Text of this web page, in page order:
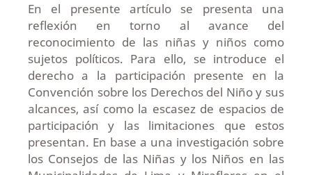
En el presente artículo se presenta una
reflexión en torno al avance del
reconocimiento de las niñas y niños como
sujetos políticos. Para ello, se introduce el
derecho a la participación presente en la
Convención sobre los Derechos del Niño y sus
alcances, así como la escasez de espacios de
participación y las limitaciones que estos
presentan. En base a una investigación sobre
los Consejos de las Niñas y los Niños en las